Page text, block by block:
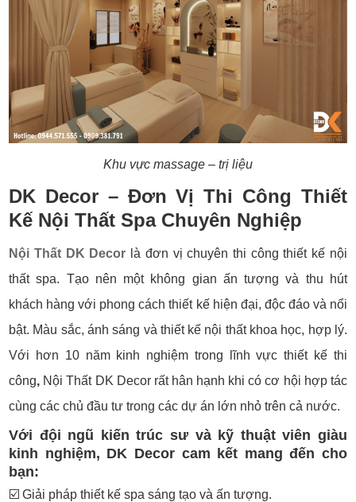
Khu vực massage – trị liệu
DK Decor – Đơn Vị Thi Công Thiết
Kế Nội Thất Spa Chuyên Nghiệp
Nội Thất DK Decor là đơn vị chuyên thi công thiết kế nội
thất spa. Tạo nên một không gian ấn tượng và thu hút
khách hàng với phong cách thiết kế hiện đại, độc đáo và nổi
bật. Màu sắc, ánh sáng và thiết kế nội thất khoa học, hợp lý.
Với hơn 10 năm kinh nghiệm trong lĩnh vực thiết kế thi
công, Nội Thất DK Decor rất hân hạnh khi có cơ hội hợp tác
cùng các chủ đầu tư trong các dự án lớn nhỏ trên cả nước.
Với đội ngũ kiến trúc sư và kỹ thuật viên giàu
kinh nghiệm, DK Decor cam kết mang đến cho
bạn:
☑️Giải pháp thiết kế spa sáng tạo và ấn tượng.